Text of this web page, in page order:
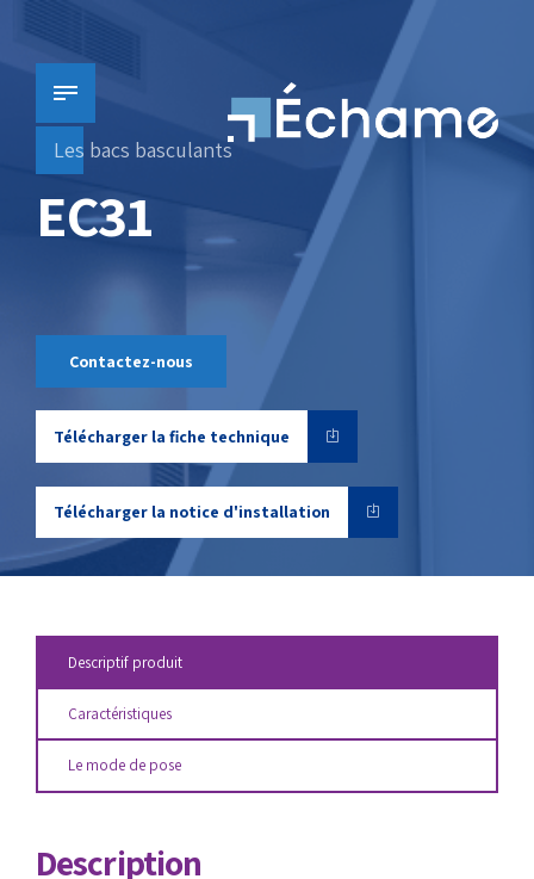
Les bacs basculants
EC31
Contactez-nous
Télécharger la fiche technique
Télécharger la notice d'installation
Descriptif produit
Caractéristiques
Le mode de pose
Description